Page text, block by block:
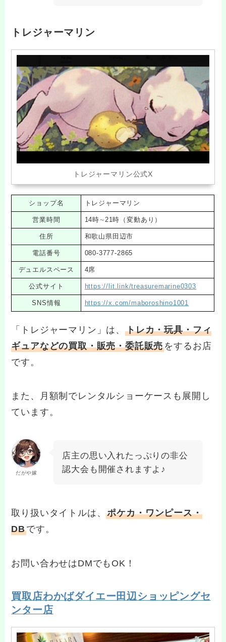
トレジャーマリン
トレジャーマリン公式X
ショップ名 トレジャーマリン
営業時間 14時∼21時（変動あり）
住所 和歌山県田辺市
電話番号 080-3777-2865
デュエルスペース 4席
公式サイト https://lit.link/treasuremarine0303
SNS情報 https://x.com/maboroshino1001
「トレジャーマリン」は、トレカ・玩具・フィ
ギュアなどの買取・販売・委託販売をするお店
です。
また、月額制でレンタルショーケースも展開し
ています。
だがや嫁
店主の思い入れたっぷりの非公
認大会も開催されますよ♪
取り扱いタイトルは、ポケカ・ワンピース・
DBです。
お問い合わせはDMでもOK！
買取店わかばダイエー田辺ショッピングセ
ンター店